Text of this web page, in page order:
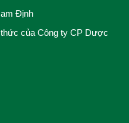
Định
của Công ty CP Dược